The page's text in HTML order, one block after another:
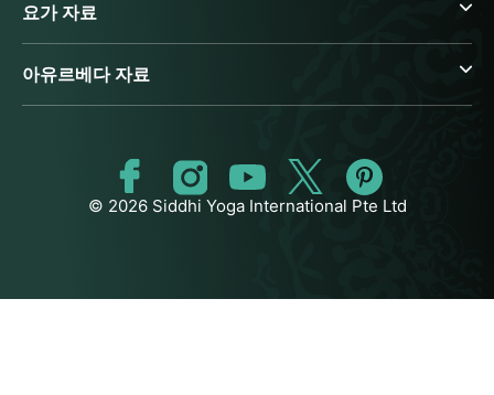
요가 자료
아유르베다 자료
© 2026 Siddhi Yoga International Pte Ltd